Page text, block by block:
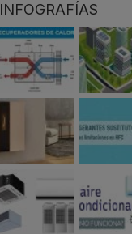
INFOGRAFÍAS